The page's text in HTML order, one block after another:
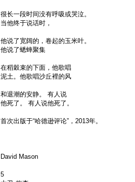
很长一段时间没有呼吸或哭泣。
当他终于说话时，
他说了宽阔的，卷起的玉米叶。
他说了蟋蟀聚集
在稻穀束的下面，他歌唱
泥土。他歌唱沙丘裡的风
和退潮的安静。 有人说
他死了。 有人说他死了。
首次出版于“哈德逊评论”，2013年。
David Mason
5